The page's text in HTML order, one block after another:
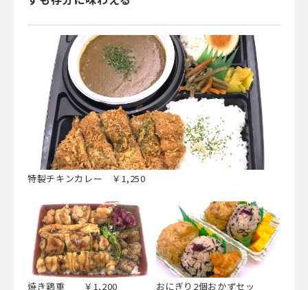
特製チキンカレー ￥1,250
焼き鶏重 ￥1,200 おにぎり2個おかずセッ